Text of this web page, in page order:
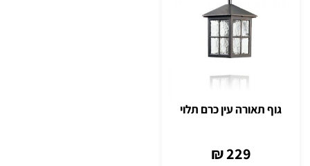
גוף תאורה עין כרם תלוי
229 ₪